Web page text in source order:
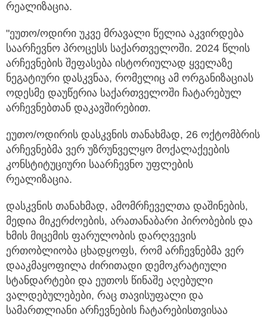
რეალიზაცია.
"ეუთო/ოდირი უკვე მრავალი წელია აკვირდება
საარჩევნო პროცესს საქართველოში. 2024 წლის
არჩევნების შეფასება ისტორიულად ყველაზე
ნეგატიური დასკვნაა, რომელიც ამ ორგანიზაციას
ოდესმე დაუწერია საქართველოში ჩატარებულ
არჩევნებთან დაკავშირებით.
ეუთო/ოდირის დასკვნის თანახმად, 26 ოქტომბრის
არჩევნებმა ვერ უზრუნველყო მოქალაქეების
კონსტიტუციური საარჩევნო უფლების
რეალიზაცია.
დასკვნის თანახმად, ამომრჩეველთა დაშინების,
მედია მიკერძოების, არათანაბარი პირობების და
ხმის მიცემის ფარულობის დარღვევის
ერთობლიობა ცხადყოფს, რომ არჩევნებმა ვერ
დააკმაყოფილა ძირითადი დემოკრატიული
სტანდარტები და ეუთოს წინაშე აღებული
ვალდებულებები, რაც თავისუფალი და
სამართლიანი არჩევნების ჩატარებისთვისაა